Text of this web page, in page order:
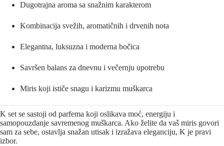
Dugotrajna aroma sa snažnim karakterom
Kombinacija svežih, aromatičnih i drvenih nota
Elegantna, luksuzna i moderna bočica
Savršen balans za dnevnu i večernju upotrebu
Miris koji ističe snagu i karizmu muškarca
K set se sastoji od parfema koji oslikava moć, energiju i
samopouzdanje savremenog muškarca. Ako želite da vaš miris govori
sam za sebe, ostavlja snažan utisak i izražava eleganciju, K je pravi
izbor.